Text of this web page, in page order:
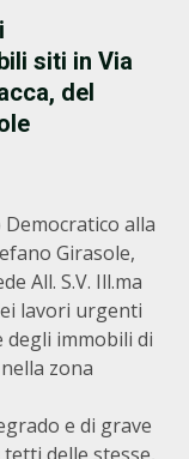
siti in Via
del
alla
Girasole,
All. S.V. Ill.ma
lavori urgenti
immobili di
zona
e di grave